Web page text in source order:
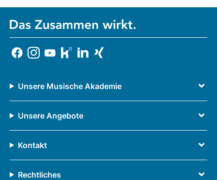
Unsere Musische Akademie
Unsere Angebote
Kontakt
Rechtliches